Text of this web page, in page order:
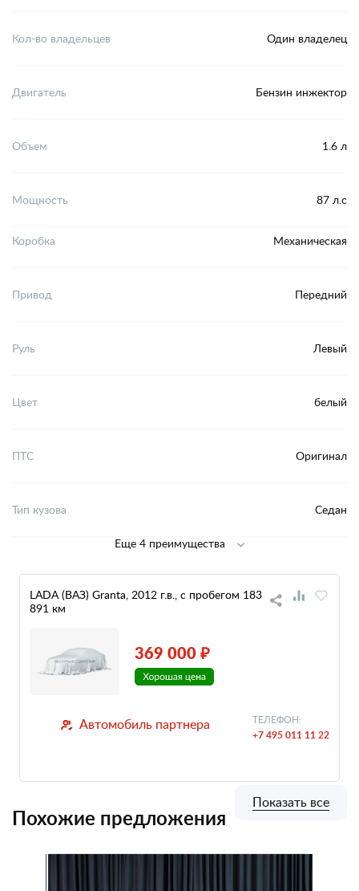
Кол-во владельцев Один владелец
Двигатель Бензин инжектор
Объем 1.6 л
Мощность 87 л.с
Коробка Механическая
Привод Передний
Руль Левый
Цвет белый
ПТС Оригинал
Тип кузова Седан
Еще 4 преимущества
LADA (ВАЗ) Granta, 2012 г.в., с пробегом 183
891 км
369 000 ₽
Автомобиль партнера ТЕЛЕФОН:
+7 495 011 11 22
Похожие предложения
Показать все